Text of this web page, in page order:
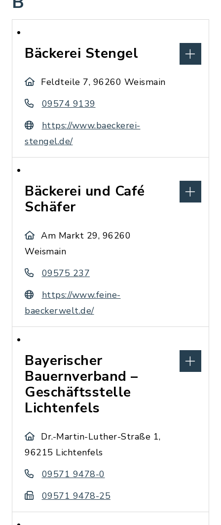
Bäckerei Stengel
Feldteile 7, 96260 Weismain
09574 9139
https://www.baeckerei-
stengel.de/
Bäckerei und Café
Schäfer
Am Markt 29, 96260
Weismain
09575 237
https://www.feine-
baeckerwelt.de/
Bayerischer
Bauernverband –
Geschäftsstelle
Lichtenfels
Dr.-Martin-Luther-Straße 1,
96215 Lichtenfels
09571 9478-0
09571 9478-25